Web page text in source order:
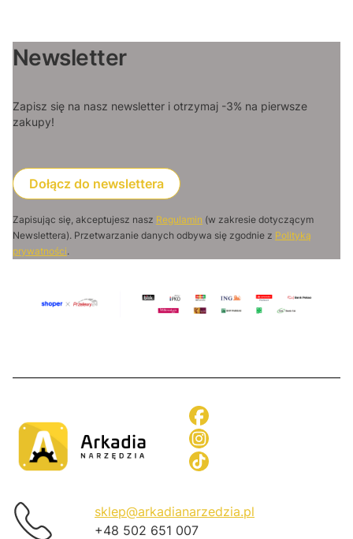
Newsletter
Zapisz się na nasz newsletter i otrzymaj -3% na pierwsze
zakupy!
Dołącz do newslettera
Zapisując się, akceptujesz nasz Regulamin (w zakresie dotyczącym
Newslettera). Przetwarzanie danych odbywa się zgodnie z Polityką
prywatności.
sklep@arkadianarzedzia.pl
+48 502 651 007